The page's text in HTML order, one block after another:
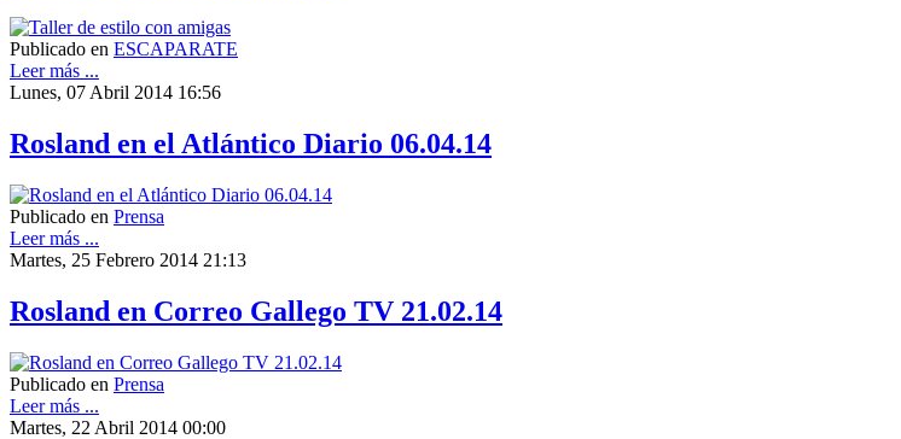
Publicado en ESCAPARATE
Leer más ...
Lunes, 07 Abril 2014 16:56
Rosland en el Atlántico Diario 06.04.14
Publicado en Prensa
Leer más ...
Martes, 25 Febrero 2014 21:13
Rosland en Correo Gallego TV 21.02.14
Publicado en Prensa
Leer más ...
Martes, 22 Abril 2014 00:00